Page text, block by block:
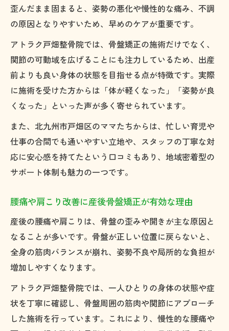
歪んだまま固まると、姿勢の悪化や慢性的な痛み、不調
の原因となりやすいため、早めのケアが重要です。
アトラク戸畑整骨院では、骨盤矯正の施術だけでなく、
関節の可動域を広げることにも注力しているため、出産
前よりも良い身体の状態を目指せる点が特徴です。実際
に施術を受けた方からは「体が軽くなった」「姿勢が良
くなった」といった声が多く寄せられています。
また、北九州市戸畑区のママたちからは、忙しい育児や
仕事の合間でも通いやすい立地や、スタッフの丁寧な対
応に安心感を持てたという口コミもあり、地域密着型の
サポート体制も魅力の一つです。
腰痛や肩こり改善に産後骨盤矯正が有効な理由
産後の腰痛や肩こりは、骨盤の歪みや開きが主な原因と
なることが多いです。骨盤が正しい位置に戻らないと、
全身の筋肉バランスが崩れ、姿勢不良や局所的な負担が
増加しやすくなります。
アトラク戸畑整骨院では、一人ひとりの身体の状態や症
状を丁寧に確認し、骨盤周囲の筋肉や関節にアプローチ
した施術を行っています。これにより、慢性的な腰痛や